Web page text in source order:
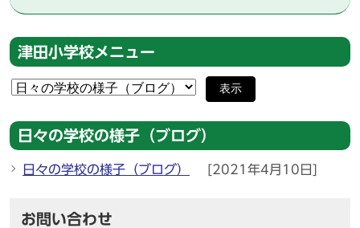
津田小学校メニュー
表示
日々の学校の様子（ブログ）
日々の学校の様子（ブログ） [2021年4月10日]
お問い合わせ